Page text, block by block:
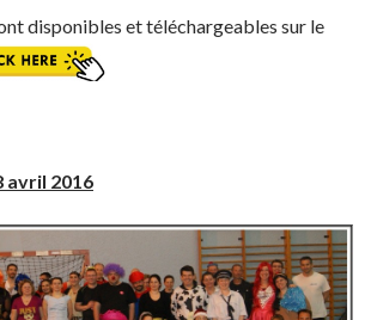
disponibles et téléchargeables sur le
avril 2016